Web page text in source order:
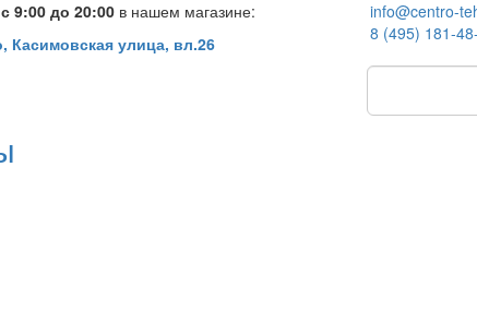
9:00 до 20:00 в нашем магазине:
Касимовская улица, вл.26
info@centro-
8 (495) 181-